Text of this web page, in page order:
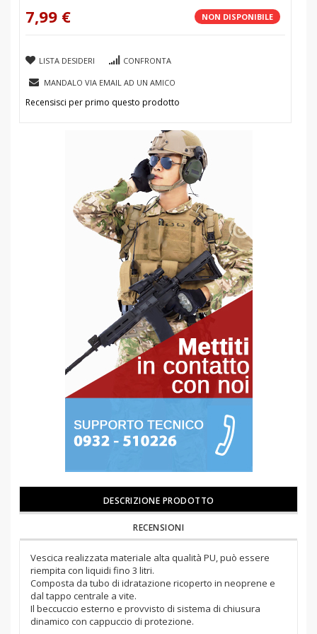
NON DISPONIBILE
7,99 €
LISTA DESIDERI CONFRONTA
MANDALO VIA EMAIL AD UN AMICO
Recensisci per primo questo prodotto
DESCRIZIONE PRODOTTO
RECENSIONI
Vescica realizzata materiale alta qualità PU, può essere
riempita con liquidi fino 3 litri.
Composta da tubo di idratazione ricoperto in neoprene e
dal tappo centrale a vite.
Il beccuccio esterno e provvisto di sistema di chiusura
dinamico con cappuccio di protezione.